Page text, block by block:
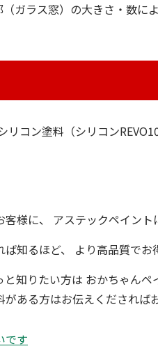
ガラス窓）の大きさ・数に
リコン塗料（シリコン
様に、 アステックペイン
知るほど、 より高品質で
知りたい方は おかちゃん
ある方はお伝えくだされば
です